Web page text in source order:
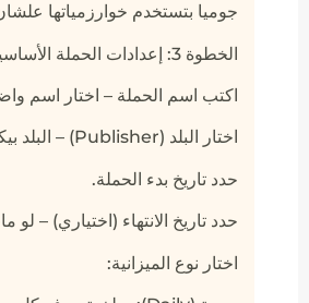
جوميا بتستخدم خوارزمياتها
الخطوة 3: إعدادات الحملة الأساسية
اكتب اسم الحملة – اختار اسم
اختار البلد (Publisher) – البلد بيكون مختار تلقائيًا حسب حسابك.
حدد تاريخ بدء الحملة.
حدد تاريخ الانتهاء (اختياري) –
اختار نوع الميزانية: